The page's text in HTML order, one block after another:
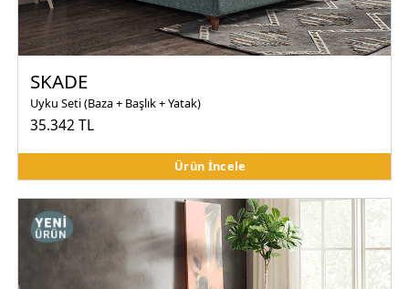
SKADE
Uyku Seti (Baza + Başlık + Yatak)
35.342 TL
Ürün İncele